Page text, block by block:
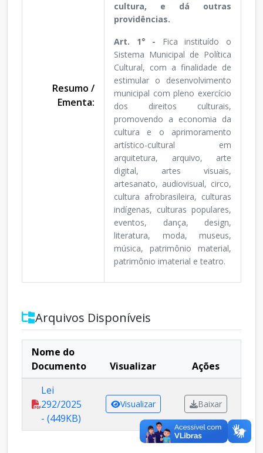
Resumo /
Ementa:
cultura, e dá outras
providências.
Art. 1° - Fica instituído o
Sistema Municipal de Política
Cultural, com a finalidade de
estimular o desenvolvimento
municipal com pleno exercício
dos direitos culturais,
promovendo a economia da
cultura e o aprimoramento
artístico-cultural em
arquitetura, arquivo, arte
digital, artes visuais,
artesanato, audiovisual, circo,
cultura afrobrasileira, culturas
indígenas, culturas populares,
eventos, dança, design,
literatura, moda, museus,
música, patrimônio material,
patrimônio imaterial e teatro.
Arquivos Disponíveis
Nome do
Documento
Visualizar
Ações
Lei
292/2025
- (449KB)
Visualizar Baixar